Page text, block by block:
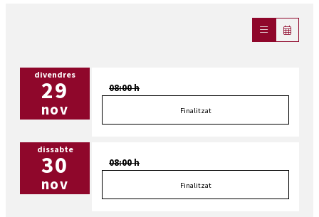
divendres
29
nov
08:00 h
Finalitzat
dissabte
30
nov
08:00 h
Finalitzat